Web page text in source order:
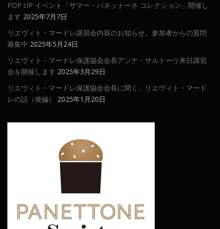
POP UP イベント「サマー・パネットーネ コレクション」開催し
ます 2025年7月7日
リエヴィト・マードレ講習会内容のお知らせ。参加者からの質問
募集中 2025年5月24日
リエヴィト・マードレ保護協会会長アンナ・サルトーリ来日講習
会を開催します 2025年3月29日
リエヴィト・マードレ保護協会会長に聞く、リエヴィト・マード
レの話（後編）
2025年1月20日